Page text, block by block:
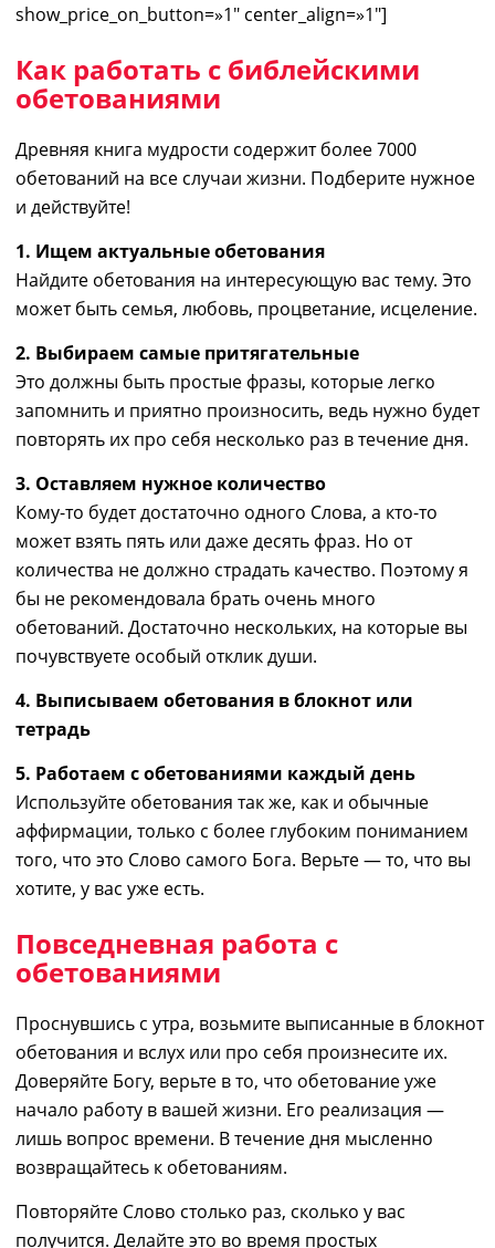
show_price_on_button=»1″ center_align=»1″]
Как работать с библейскими
обетованиями
Древняя книга мудрости содержит более 7000
обетований на все случаи жизни. Подберите нужное
и действуйте!
1. Ищем актуальные обетования
Найдите обетования на интересующую вас тему. Это
может быть семья, любовь, процветание, исцеление.
2. Выбираем самые притягательные
Это должны быть простые фразы, которые легко
запомнить и приятно произносить, ведь нужно будет
повторять их про себя несколько раз в течение дня.
3. Оставляем нужное количество
Кому-то будетдостаточно одного Слова, а кто-то
может взять пять или дажедесять фраз. Но от
количества не должно страдать качество. Поэтому я
бы не рекомендовала брать очень много
обетований. Достаточно нескольких, на которые вы
почувствуете особый отклик души.
4. Выписываем обетования в блокнот или
тетрадь
5. Работаем с обетованиями каждый день
Используйте обетования так же, как и обычные
аффирмации, только с более глубоким пониманием
того, что это Слово самого Бога. Верьте ― то, что вы
хотите, у вас уже есть.
Повседневная работа с
обетованиями
Проснувшись с утра, возьмите выписанные в блокнот
обетования и вслух или про себя произнесите их.
Доверяйте Богу, верьте в то, что обетование уже
начало работу в вашей жизни. Его реализация ―
лишь вопрос времени. В течение дня мысленно
возвращайтесь к обетованиям.
Повторяйте Слово столько раз, сколько у вас
получится. Делайте это во время простых